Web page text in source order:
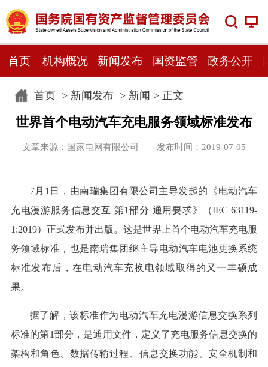
首页 机构概况 新闻发布 国资监管 政务公开
首页> 新闻发布> 新闻 > 正文
世界首个电动汽车充电服务领域标准发布
文章来源：国家电网有限公司 发布时间：2019-07-05
7月1日，由南瑞集团有限公司主导发起的《电动汽车
充电漫游服务信息交互 第1部分 通用要求》（IEC 63119-
1:2019）正式发布并出版。这是世界上首个电动汽车充电服
务领域标准，也是南瑞集团继主导电动汽车电池更换系统
标准发布后，在电动汽车充换电领域取得的又一丰硕成
果。
据了解，该标准作为电动汽车充电漫游信息交换系列
标准的第1部分，是通用文件，定义了充电服务信息交换的
架构和角色、数据传输过程、信息交换功能、安全机制和